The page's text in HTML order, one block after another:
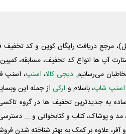
مرجع دریافت رایگان کوپن و کد تخفیف
آپ ها انواع کد تخفیف، مسابقه،
می‌رسانیم. دیجی کالا، اسنپ، اسنپ
اسنپ شاپ، باسلام و ازکی از جمله این
به جدیدترین تخفیف ها در گروه تاکسی
و پوشاک، کتاب و کتابخوانی و ...
آفر، علاوه بر کمک به بهتر شناخته شدن